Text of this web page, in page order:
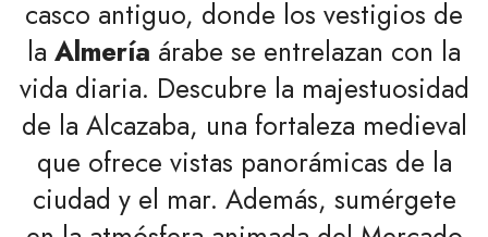
casco antiguo, donde los vestigios de
la Almería árabe se entrelazan con la
vida diaria. Descubre la majestuosidad
de la Alcazaba, una fortaleza medieval
que ofrece vistas panorámicas de la
ciudad y el mar. Además, sumérgete